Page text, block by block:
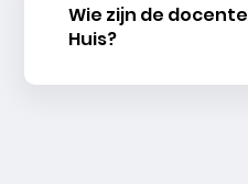
Wie zijn de
Huis?